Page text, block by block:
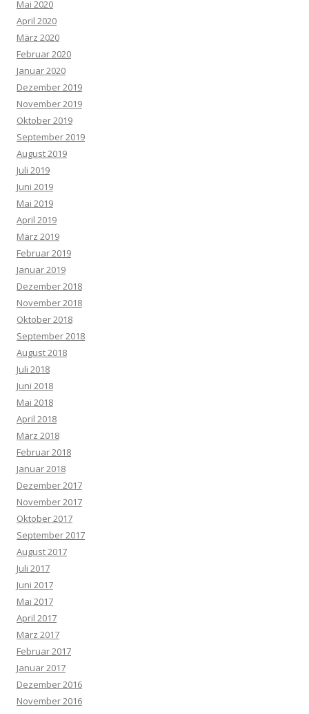
Mai 2020
April 2020
März 2020
Februar 2020
Januar 2020
Dezember 2019
November 2019
Oktober 2019
September 2019
August 2019
Juli 2019
Juni 2019
Mai 2019
April 2019
März 2019
Februar 2019
Januar 2019
Dezember 2018
November 2018
Oktober 2018
September 2018
August 2018
Juli 2018
Juni 2018
Mai 2018
April 2018
März 2018
Februar 2018
Januar 2018
Dezember 2017
November 2017
Oktober 2017
September 2017
August 2017
Juli 2017
Juni 2017
Mai 2017
April 2017
März 2017
Februar 2017
Januar 2017
Dezember 2016
November 2016